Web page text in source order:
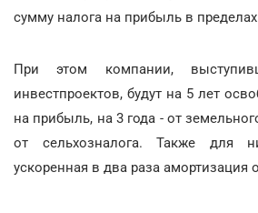
сумму налога на прибыль в пределах
При этом компании,
инвестпроектов, будут на 5 лет
на прибыль, на 3 года - от
от сельхозналога. Также для
ускоренная в два раза амортизация